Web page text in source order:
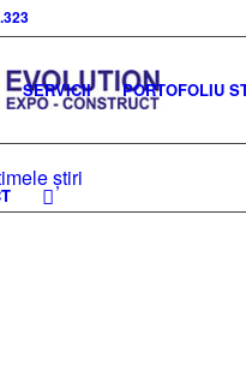
SERVICII PORTOFOLIU
știri